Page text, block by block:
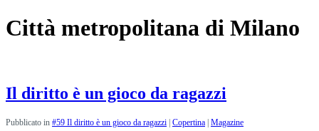
Città metropolitana di Milano
Il diritto è un gioco da ragazzi
Pubblicato in #59 Il diritto è un gioco da ragazzi | Copertina | Magazine